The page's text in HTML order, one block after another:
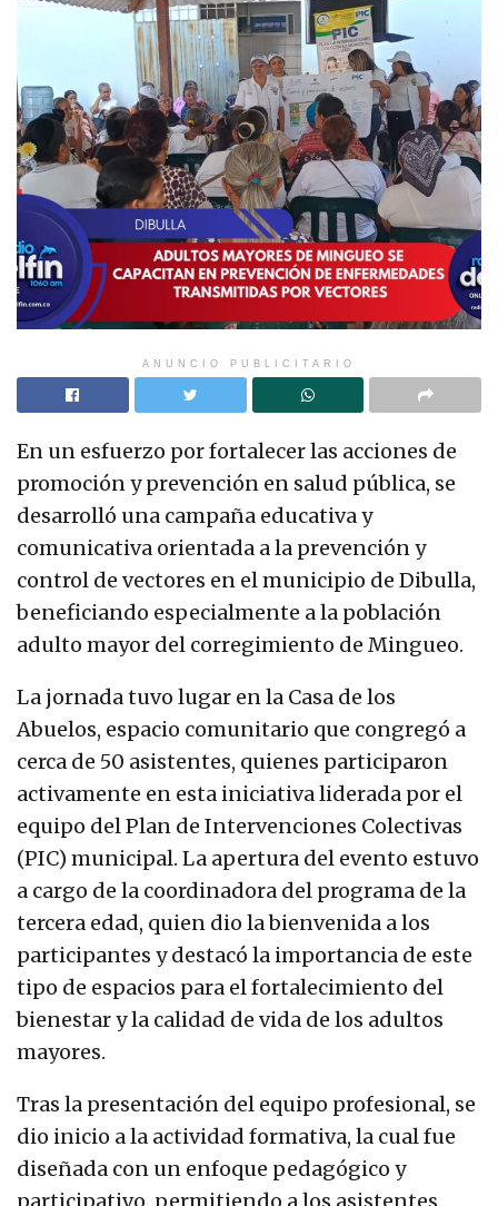
ANUNCIO PUBLICITARIO
En un esfuerzo por fortalecer las acciones de
promoción y prevención en salud pública, se
desarrolló una campaña educativa y
comunicativa orientada a la prevención y
control de vectores en el municipio de Dibulla,
beneficiando especialmente a la población
adulto mayor del corregimiento de Mingueo.
La jornada tuvo lugar en la Casa de los
Abuelos, espacio comunitario que congregó a
cerca de 50 asistentes, quienes participaron
activamente en esta iniciativa liderada por el
equipo del Plan de Intervenciones Colectivas
(PIC) municipal. La apertura del evento estuvo
a cargo de la coordinadora del programa de la
tercera edad, quien dio la bienvenida a los
participantes y destacó la importancia de este
tipo de espacios para el fortalecimiento del
bienestar y la calidad de vida de los adultos
mayores.
Tras la presentación del equipo profesional, se
dio inicio a la actividad formativa, la cual fue
diseñada con un enfoque pedagógico y
participativo, permitiendo a los asistentes